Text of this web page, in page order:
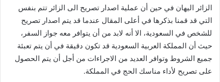
الزائر اليهان في حين أن عملية اصدار تصريح الى الزائر تتم بنفس
التي قد قمنا بذكرها في أعلى المقال عندما قد يتم اصدار تصريح
للشخص في السعودية، الا أنه لابد من أن يتوافر معه جواز السفر،
حيث أن المملكة العربية السعودية قد تكون دقيقة في أن يتم تعبئة
جميع الشروط وتوافر العديد من الاجراءات من أجل أن يتم الحصول
على تصريح لأداء مناسك الحج في المملكة.